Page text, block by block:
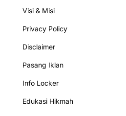
Visi & Misi
Privacy Policy
Disclaimer
Pasang Iklan
Info Locker
Edukasi Hikmah